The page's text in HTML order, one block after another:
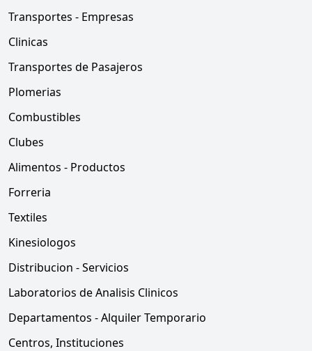
Transportes - Empresas
Clinicas
Transportes de Pasajeros
Plomerias
Combustibles
Clubes
Alimentos - Productos
Forreria
Textiles
Kinesiologos
Distribucion - Servicios
Laboratorios de Analisis Clinicos
Departamentos - Alquiler Temporario
Centros, Instituciones